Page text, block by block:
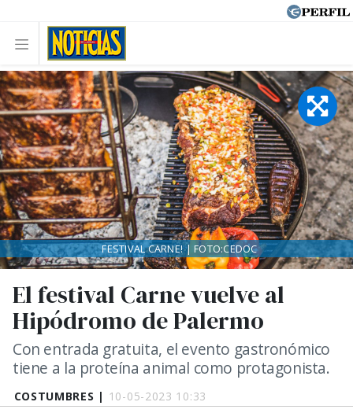
COSTUMBRES | 10-05-2023 10:33
El festival Carne vuelve al
Hipódromo de Palermo
Con entrada gratuita, el evento gastronómico
tiene a la proteína animal como protagonista.
FESTIVAL CARNE! | FOTO:CEDOC